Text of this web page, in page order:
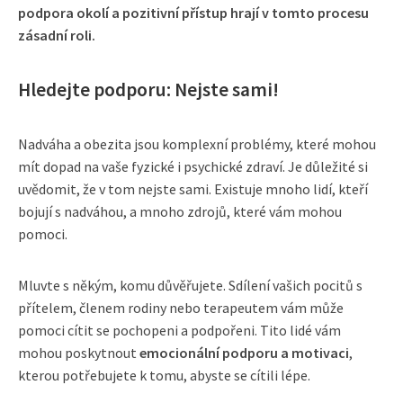
podpora okolí a pozitivní přístup hrají v tomto procesu
zásadní roli.
Hledejte podporu: Nejste sami!
Nadváha a obezita jsou komplexní problémy, které mohou
mít dopad na vaše fyzické i psychické zdraví. Je důležité si
uvědomit, že v tom nejste sami. Existuje mnoho lidí, kteří
bojují s nadváhou, a mnoho zdrojů, které vám mohou
pomoci.
Mluvte s někým, komu důvěřujete. Sdílení vašich pocitů s
přítelem, členem rodiny nebo terapeutem vám může
pomoci cítit se pochopeni a podpořeni. Tito lidé vám
mohou poskytnout emocionální podporu a motivaci,
kterou potřebujete k tomu, abyste se cítili lépe.